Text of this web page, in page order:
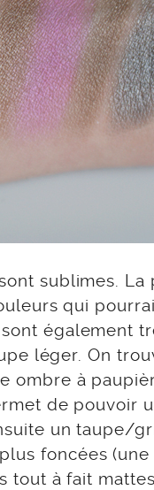
sublimes.
qui
également
léger. On
ombre à
de pouvoir
un taupe/
foncées
tout à fait